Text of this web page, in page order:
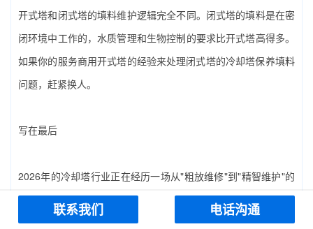
开式塔和闭式塔的填料维护逻辑完全不同。闭式塔的填料是在密
闭环境中工作的，水质管理和生物控制的要求比开式塔高得多。
如果你的服务商用开式塔的经验来处理闭式塔的‌冷却塔保养填料‌
问题，赶紧换人。
写在最后
2026年的冷却塔行业正在经历一场从"粗放维修"到"精智维护"的
深刻转型。在这场转型中，‌冷却塔保养填料‌的地位被重新定义
——它不再是一个"坏了就换"的消耗品，而是一个需要科学选
联系我们 电话沟通